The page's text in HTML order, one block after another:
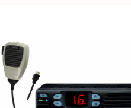
в избранные